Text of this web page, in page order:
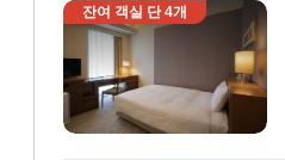
잔여 객실 단4개